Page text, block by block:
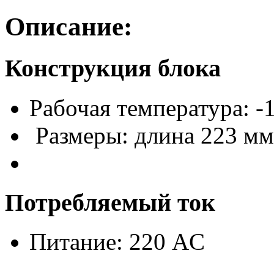
Описание:
Конструкция блока
Рабочая температура:
Размеры: длина 223
Потребляемый ток
Питание: 220 AC